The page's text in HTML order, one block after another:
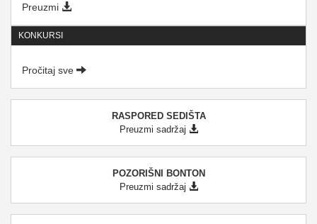
Preuzmi
KONKURSI
Pročitaj sve
RASPORED SEDIŠTA
Preuzmi sadržaj
POZORIŠNI BONTON
Preuzmi sadržaj